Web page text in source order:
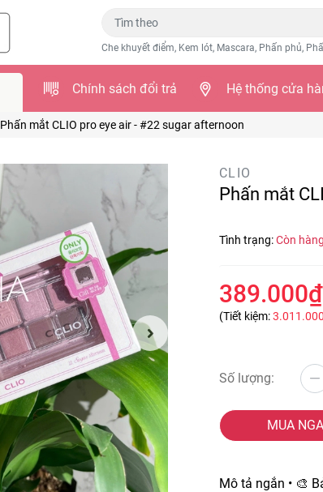
Che khuyết điểm, Kem lót, Mascara, Phấn phủ,
Chính sách đổi trả Hệ thống cửa
Phấn mắt CLIO pro eye air - #22 sugar afternoon
CLIO
Phấn mắt
Tình trạng:Còn hàng
389.000₫
(Tiết kiệm:
Số lượng:
MUA
Mô tả ngắn • 🎨